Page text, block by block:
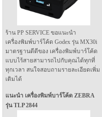
ร้าน PP SERVICE ขอแนะนำ
เครื่องพิมพ์บาร์โค้ด Godex รุ่น MX30i
มาตรฐานดีดีของ เครื่องพิมพ์บาร์โค้ด
แบบไร้สายสามารถไปกับคุณได้ทุกที่
ทุกเวลา สนใจสอบถามรายละเอียดเพิ่ม
เติมได้
แนะนำ เครื่องพิมพ์บาร์โค้ด ZEBRA
รุ่น TLP 2844